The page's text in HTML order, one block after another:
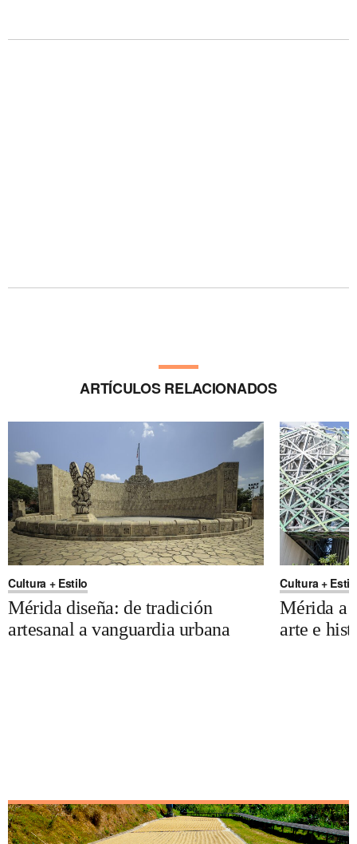
ARTÍCULOS RELACIONADOS
Cultura + Estilo
Mérida diseña: de tradición
artesanal a vanguardia urbana
Cultura +
Mérida a
arte e